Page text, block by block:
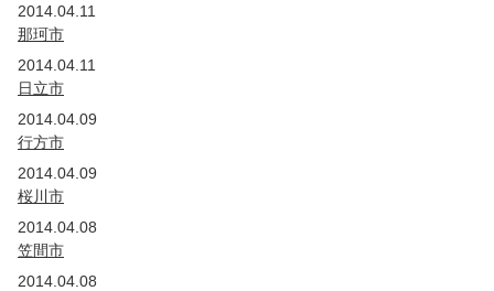
2014.04.11
那珂市
2014.04.11
日立市
2014.04.09
行方市
2014.04.09
桜川市
2014.04.08
笠間市
2014.04.08